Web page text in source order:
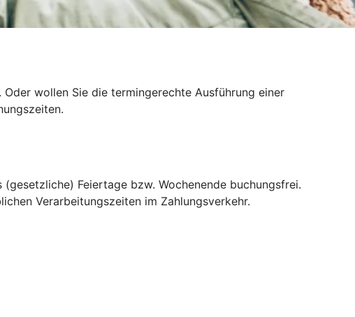
wollen Sie die termingerechte Ausführung einer
Feiertage bzw. Wochenende buchungsfrei.
Verarbeitungszeiten im Zahlungsverkehr.